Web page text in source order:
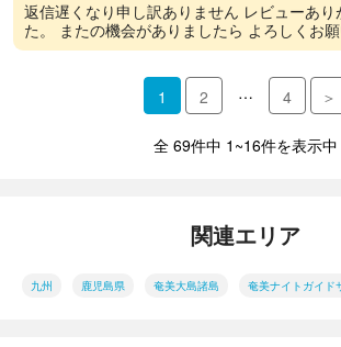
返信遅くなり申し訳ありません レビューあり
た。 またの機会がありましたら よろしくお
1 2 … 4 ＞
全 69件中 1~16件を表示中
関連エリア
九州 鹿児島県 奄美大島諸島 奄美ナイトガイド